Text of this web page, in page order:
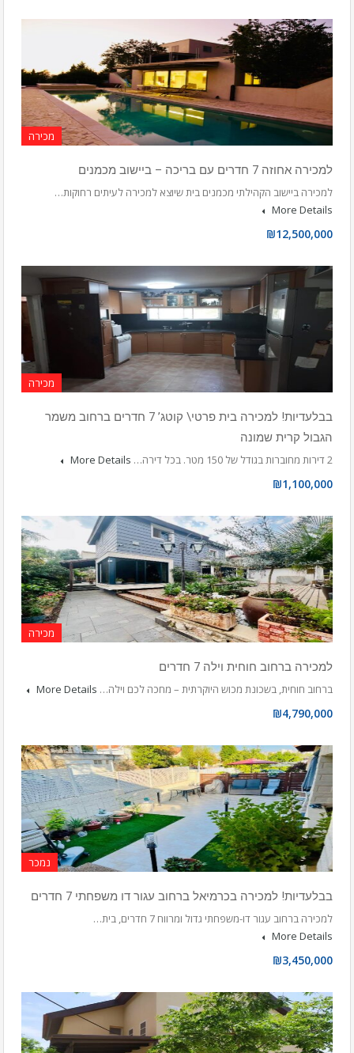
מכירה
למכירה אחוזה 7 חדרים עם בריכה – ביישוב מכמנים
למכירה ביישוב הקהילתי מכמנים בית שיוצא למכירה לעיתים רחוקות…
More Details
₪12,500,000
מכירה
בבלעדיות! למכירה בית פרטי\ קוטג’ 7 חדרים ברחוב משמר
הגבול קרית שמונה
2 דירות מחוברות בגודל של 150 מטר. בכל דירה…
More Details
₪1,100,000
מכירה
למכירה ברחוב חוחית וילה 7 חדרים
ברחוב חוחית, בשכונת מכוש היוקרתית – מחכה לכם וילה… More Details
₪4,790,000
נמכר
בבלעדיות! למכירה בכרמיאל ברחוב עגור דו משפחתי 7 חדרים
למכירה ברחוב עגור דו-משפחתי גדול ומרווח 7 חדרים, בית…
More Details
₪3,450,000